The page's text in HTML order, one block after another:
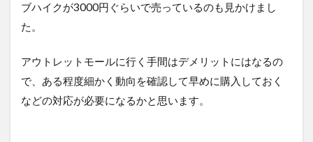
ブハイクが3000円ぐらいで売っているのも見かけまし
た。
アウトレットモールに行く手間はデメリットにはなるの
で、ある程度細かく動向を確認して早めに購入しておく
などの対応が必要になるかと思います。